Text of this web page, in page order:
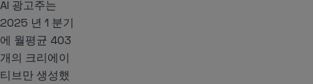
AI 광고주는
2025 년 1 분기
에 월평균 403
개의 크리에이
티브만 생성했